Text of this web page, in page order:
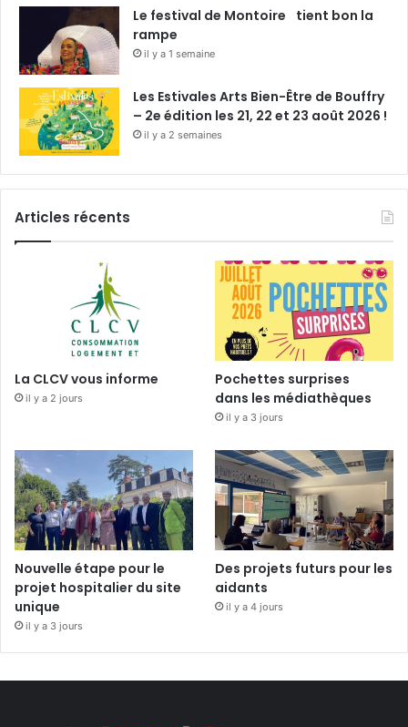
Le festival de Montoire tient bon la
rampe
il y a 1 semaine
Les Estivales Arts Bien-Être de Bouffry
– 2e édition les 21, 22 et 23 août 2026 !
il y a 2 semaines
Articles récents
La CLCV vous informe
il y a 2 jours
Pochettes surprises
dans les médiathèques
il y a 3 jours
Nouvelle étape pour le
projet hospitalier du site
unique
il y a 3 jours
Des projets futurs pour les
aidants
il y a 4 jours